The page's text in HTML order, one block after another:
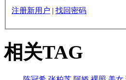
注册新用户 | 找回密码
相关TAG